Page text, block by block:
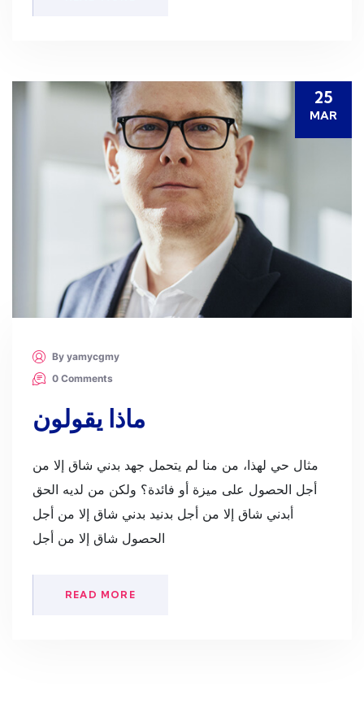
25
MAR
By yamycgmy
0 Comments
ماذا يقولون
مثال حي لهذا، من منا لم يتحمل جهد بدني شاق إلا من
أجل الحصول على ميزة أو فائدة؟ ولكن من لديه الحق
أبدني شاق إلا من أجل بدنيد بدني شاق إلا من أجل
الحصول شاق إلا من أجل
READ MORE